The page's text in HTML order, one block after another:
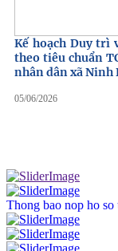
Kế hoạch Duy trì
theo tiêu chuẩn
nhân dân xã Ninh
05/06/2026
Thong bao nop ho